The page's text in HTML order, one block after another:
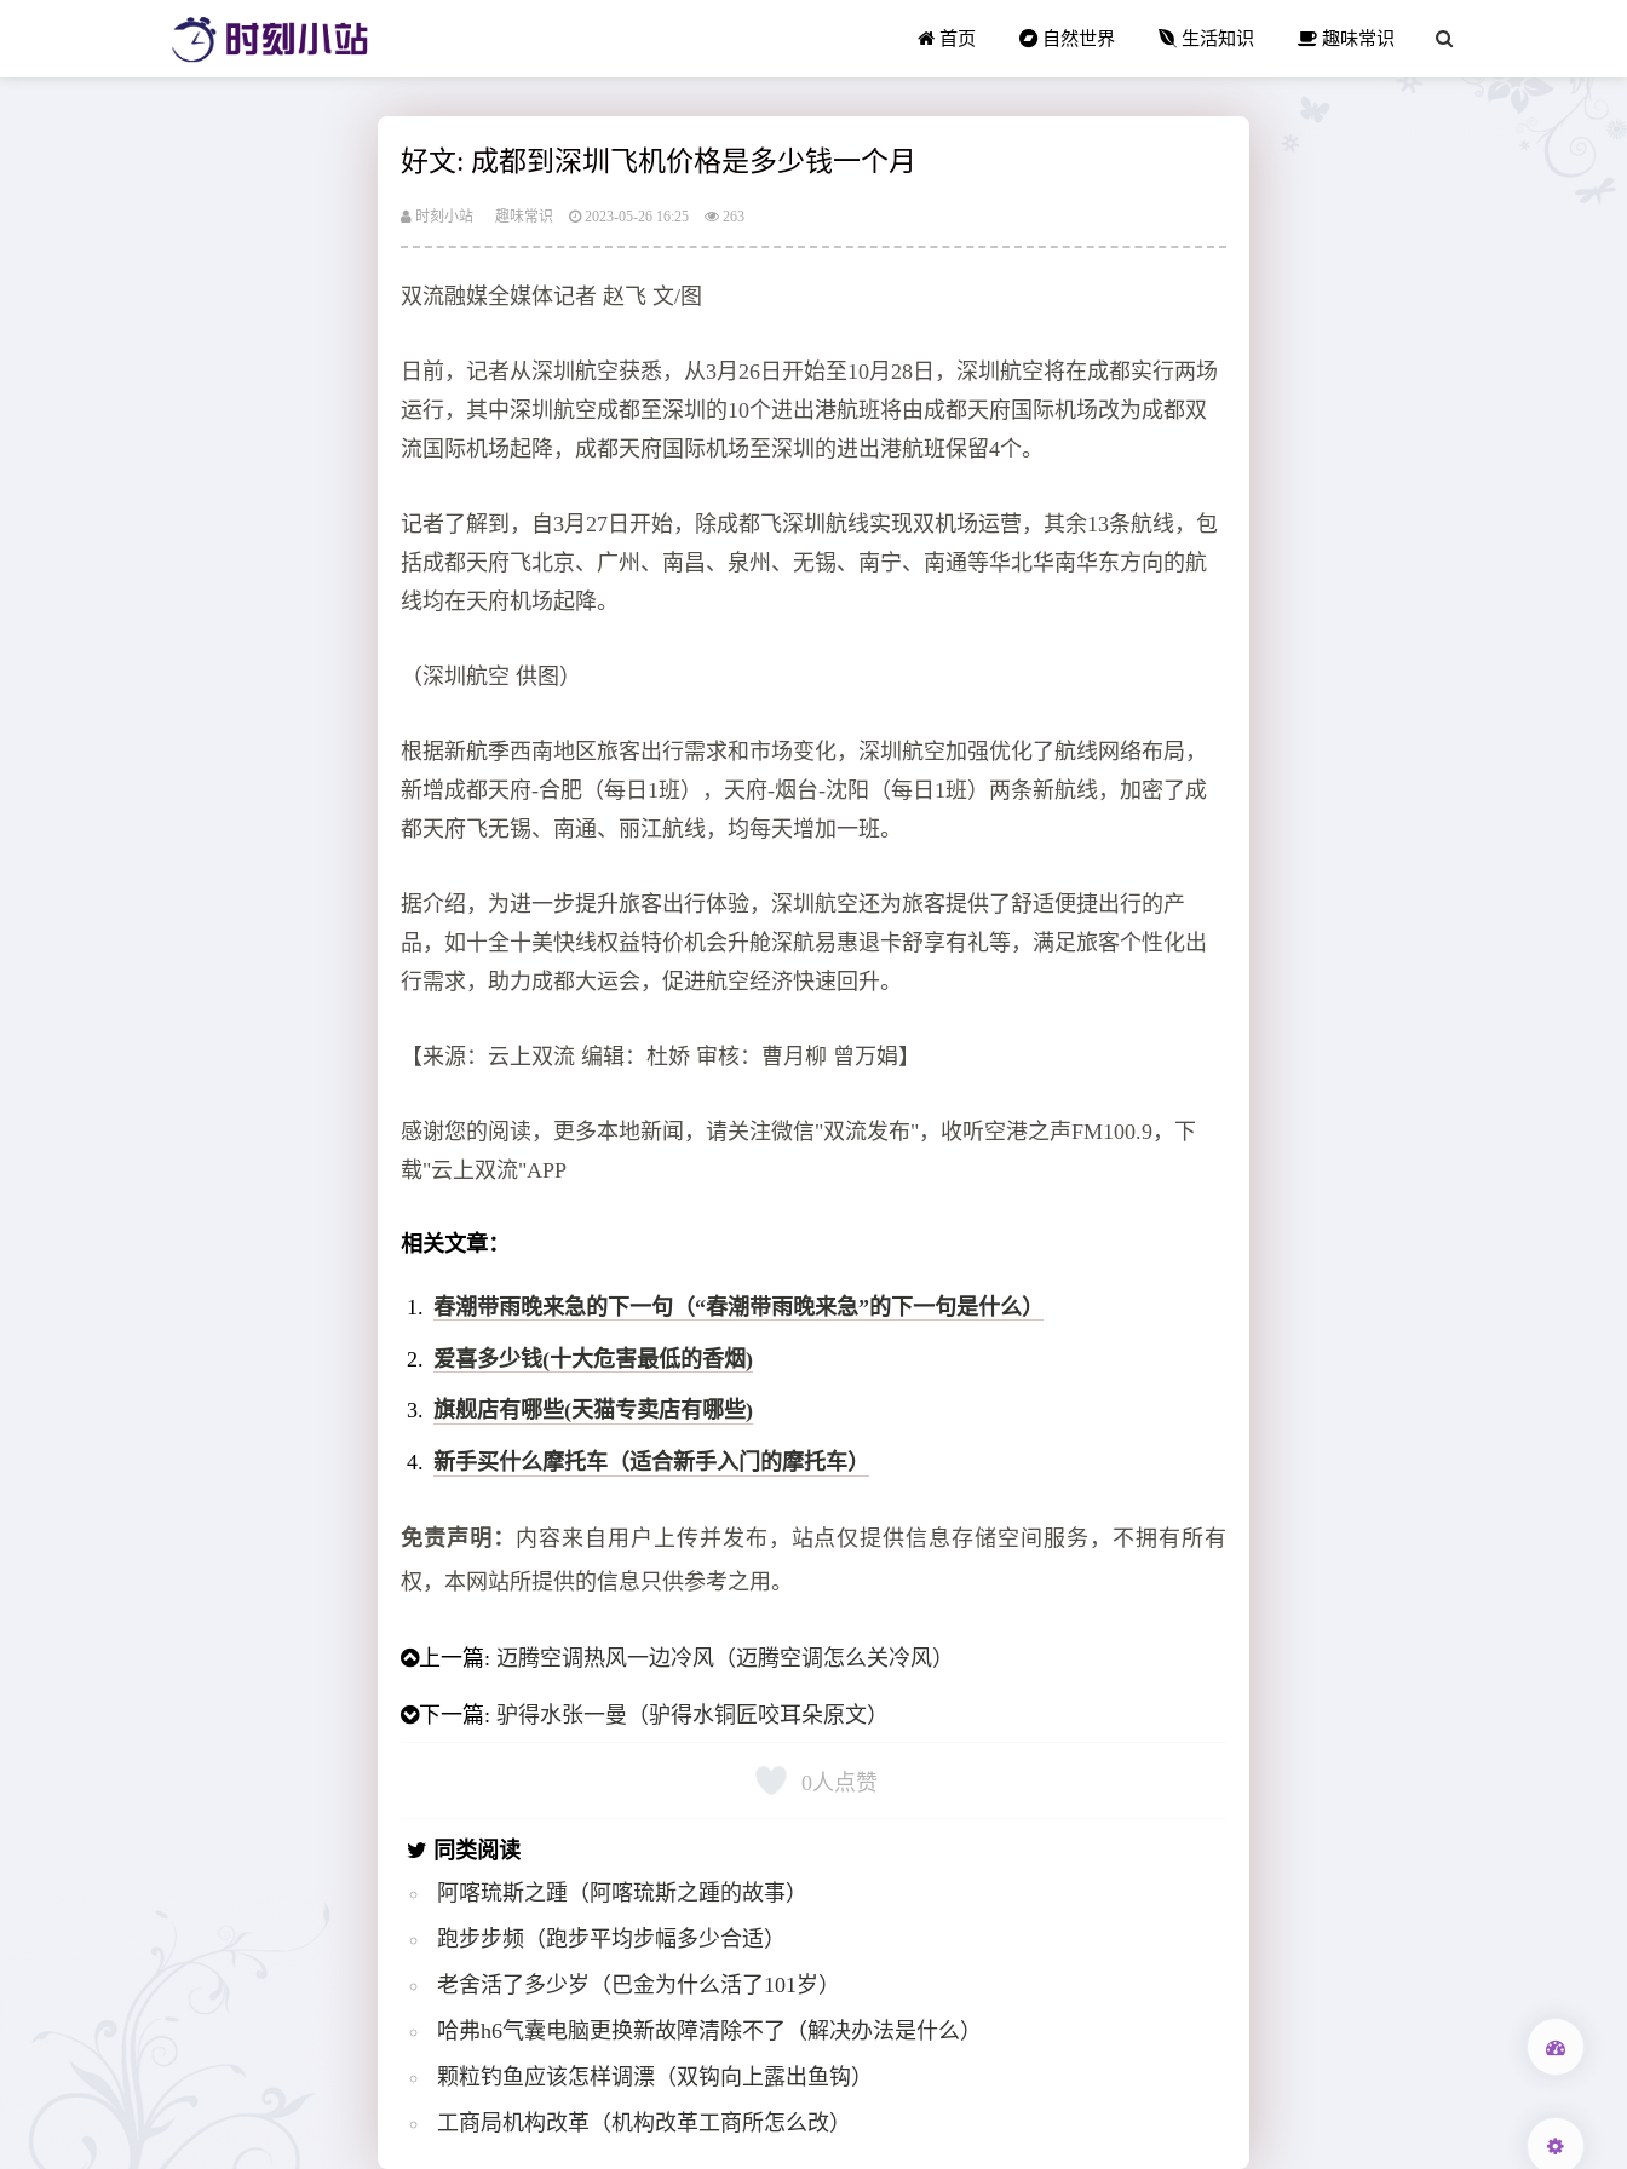
首页 自然世界 生活知识 趣味常识
好文: 成都到深圳飞机价格是多少钱一个月
时刻小站 趣味常识 2023-05-26 16:25 263
双流融媒全媒体记者 赵飞 文/图
日前，记者从深圳航空获悉，从3月26日开始至10月28日，深圳航空将在成都实行两场
运行，其中深圳航空成都至深圳的10个进出港航班将由成都天府国际机场改为成都双
流国际机场起降，成都天府国际机场至深圳的进出港航班保留4个。
记者了解到，自3月27日开始，除成都飞深圳航线实现双机场运营，其余13条航线，包
括成都天府飞北京、广州、南昌、泉州、无锡、南宁、南通等华北华南华东方向的航
线均在天府机场起降。
（深圳航空 供图）
根据新航季西南地区旅客出行需求和市场变化，深圳航空加强优化了航线网络布局，
新增成都天府-合肥（每日1班），天府-烟台-沈阳（每日1班）两条新航线，加密了成
都天府飞无锡、南通、丽江航线，均每天增加一班。
据介绍，为进一步提升旅客出行体验，深圳航空还为旅客提供了舒适便捷出行的产
品，如十全十美快线权益特价机会升舱深航易惠退卡舒享有礼等，满足旅客个性化出
行需求，助力成都大运会，促进航空经济快速回升。
【来源：云上双流 编辑：杜娇 审核：曹月柳 曾万娟】
感谢您的阅读，更多本地新闻，请关注微信"双流发布"，收听空港之声FM100.9，下
载"云上双流"APP
相关文章：
春潮带雨晚来急的下一句（“春潮带雨晚来急”的下一句是什么）
爱喜多少钱(十大危害最低的香烟)
旗舰店有哪些(天猫专卖店有哪些)
新手买什么摩托车（适合新手入门的摩托车）
免责声明： 内容来自用户上传并发布，站点仅提供信息存储空间服务，不拥有所有
权，本网站所提供的信息只供参考之用。
上一篇:迈腾空调热风一边冷风（迈腾空调怎么关冷风）
下一篇:驴得水张一曼（驴得水铜匠咬耳朵原文）
0人点赞
同类阅读
阿喀琉斯之踵（阿喀琉斯之踵的故事）
跑步步频（跑步平均步幅多少合适）
老舍活了多少岁（巴金为什么活了101岁）
哈弗h6气囊电脑更换新故障清除不了（解决办法是什么）
颗粒钓鱼应该怎样调漂（双钩向上露出鱼钩）
工商局机构改革（机构改革工商所怎么改）